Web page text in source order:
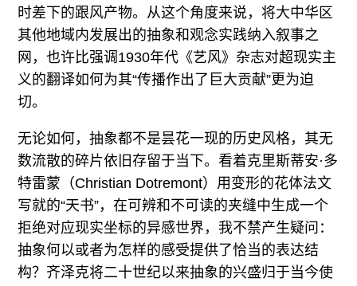
时差下的跟风产物。从这个角度来说，将大中华区
其他地域内发展出的抽象和观念实践纳入叙事之
网，也许比强调1930年代《艺风》杂志对超现实主
义的翻译如何为其“传播作出了巨大贡献”更为迫
切。
无论如何，抽象都不是昙花一现的历史风格，其无
数流散的碎片依旧存留于当下。看着克里斯蒂安·多
特雷蒙（Christian Dotremont）用变形的花体法文
写就的“天书”，在可辨和不可读的夹缝中生成一个
拒绝对应现实坐标的异感世界，我不禁产生疑问：
抽象何以或者为怎样的感受提供了恰当的表达结
构？齐泽克将二十世纪以来抽象的兴盛归于当今使